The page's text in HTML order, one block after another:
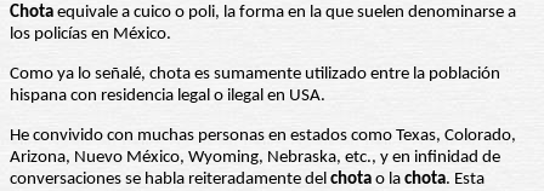
Chota equivale a cuico o poli, la forma en la que suelen denominarse a
los policías en México.
Como ya lo señalé, chota es sumamente utilizado entre la población
hispana con residencia legal o ilegal en USA.
He convivido con muchas personas en estados como Texas, Colorado,
Arizona, Nuevo México, Wyoming, Nebraska, etc., y en infinidad de
conversaciones se habla reiteradamente del chota o la chota. Esta